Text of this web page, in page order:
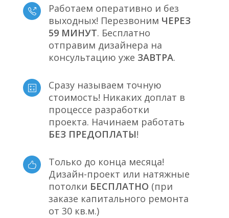
Работаем оперативно и без
выходных! Перезвоним ЧЕРЕЗ
59 МИНУТ. Бесплатно
отправим дизайнера на
консультацию уже ЗАВТРА.
Сразу называем точную
стоимость! Никаких доплат в
процессе разработки
проекта. Начинаем работать
БЕЗ ПРЕДОПЛАТЫ!
Только до конца месяца!
Дизайн-проект или натяжные
потолки БЕСПЛАТНО (при
заказе капитального ремонта
от 30 кв.м.)